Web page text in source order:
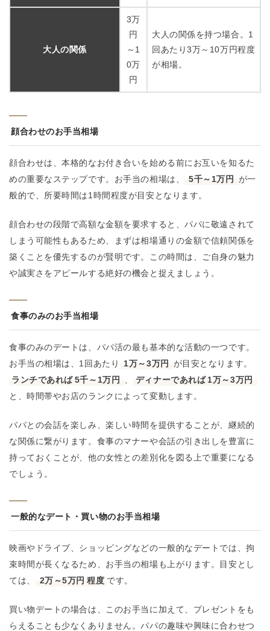
大人の関係
3万
円
～1
0万
円
大人の関係を持つ場合。1
回あたり3万～10万円程度
が相場。
顔合わせのお手当相場
顔合わせは、本格的なお付き合いを始める前にお互いを知るた
めの重要なステップです。お手当の相場は、
5千～1万円
が一
般的で、所要時間は1時間程度が目安となります。
顔合わせの段階で高額な金額を要求すると、パパに敬遠されて
しまう可能性もあるため、まずは相場通りの金額で信頼関係を
築くことを優先するのが賢明です。この時間は、ご自身の魅力
や誠実さをアピールする絶好の機会と捉えましょう。
食事のみのお手当相場
食事のみのデートは、パパ活の最も基本的な活動の一つです。
お手当の相場は、1回あたり
1万～3万円
が目安となります。
ランチであれば5千～1万円 ディナーであれば 1万～3万円
と、時間帯やお店のランクによって変動します。
パパとの会話を楽しみ、楽しい時間を提供することが、継続的
な関係に繋がります。食事のマナーや会話の引き出しを豊富に
持っておくことが、他の女性との差別化を図る上で重要になる
でしょう。
一般的なデート・買い物のお手当相場
映画やドライブ、ショッピングなどの一般的なデートでは、拘
束時間が長くなるため、お手当の相場も上がります。目安とし
ては、
2万～5万円 程度 です。
買い物デートの場合は、このお手当に加えて、プレゼントをも
らえることも少なくありません。パパの趣味や興味に合わせつ